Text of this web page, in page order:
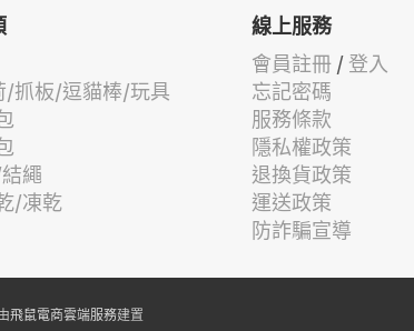
/抓板/逗貓棒/玩具
繩
/凍乾
線上服務
會員註冊 / 登入
忘記密碼
服務條款
隱私權政策
退換貨政策
運送政策
防詐騙宣導
飛鼠電商雲端服務建置